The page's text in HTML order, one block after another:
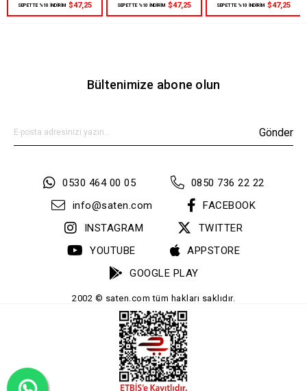
SEPETTE %10 İNDİRİM $47,25 SEPETTE %10 İNDİRİM $47,25 SEPETTE %10 İNDİRİM $47,25
Bültenimize abone olun
Gönder
0530 464 00 05
0850 736 22 22
info@saten.com
FACEBOOK
INSTAGRAM
TWITTER
YOUTUBE
APPSTORE
GOOGLE PLAY
2002 © saten.com tüm hakları saklıdır.